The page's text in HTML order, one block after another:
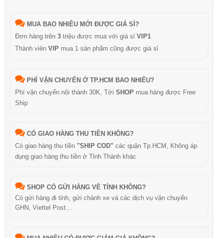
MUA BAO NHIÊU MỚI ĐƯỢC GIÁ SỈ?
Đơn hàng trên 3 triệu được mua với giá sỉ VIP1
Thành viên VIP mua 1 sản phẩm cũng được giá sỉ
PHÍ VẬN CHUYỂN Ở TP.HCM BAO NHIÊU?
Phí vận chuyển nội thành 30K, Tới SHOP mua hàng được Free
Ship
CÓ GIAO HÀNG THU TIỀN KHÔNG?
Có giao hàng thu tiền "SHIP COD" các quận Tp.HCM, Không áp
dụng giao hàng thu tiền ở Tỉnh Thành khác
SHOP CÓ GỬI HÀNG VỀ TỈNH KHÔNG?
Có gửi hàng đi tỉnh, gửi chành xe và các dịch vụ vận chuyển
GHN, Viettel Post…